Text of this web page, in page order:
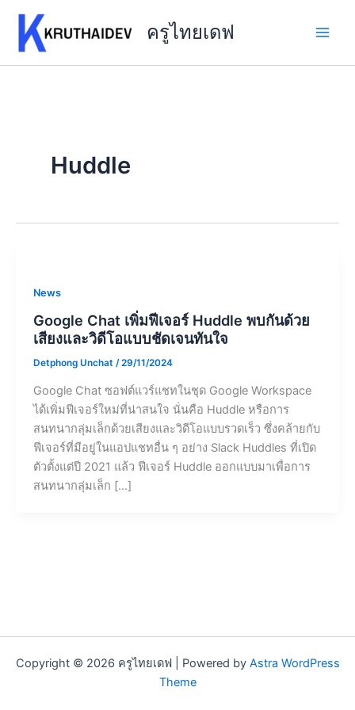
content
ครูไทยเดฟ
Huddle
News
Google Chat เพิ่มฟีเจอร์ Huddle พบกันด้วย
เสียงและวิดีโอแบบชัดเจนทันใจ
Detphong Unchat /29/11/2024
Google Chat ซอฟต์แวร์แชทในชุด Google Workspace
ได้เพิ่มฟีเจอร์ใหม่ที่น่าสนใจ นั่นคือ Huddle หรือการ
สนทนากลุ่มเล็กด้วยเสียงและวิดีโอแบบรวดเร็ว ซึ่งคล้ายกับ
ฟีเจอร์ที่มีอยู่ในแอปแชทอื่น ๆ อย่าง Slack Huddles ที่เปิด
ตัวตั้งแต่ปี 2021 แล้ว ฟีเจอร์ Huddle ออกแบบมาเพื่อการ
สนทนากลุ่มเล็ก […]
Copyright © 2026 ครูไทยเดฟ | Powered by Astra WordPress
Theme